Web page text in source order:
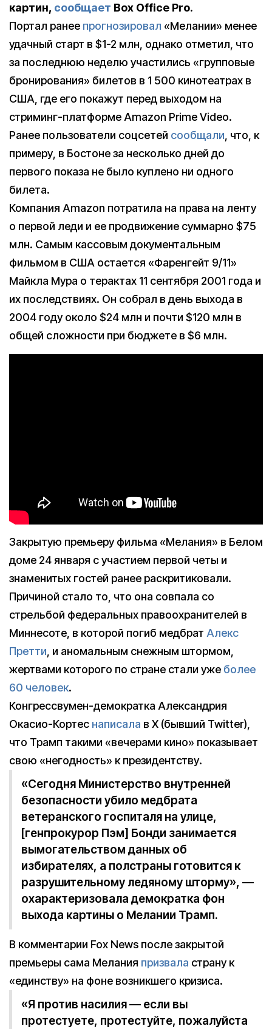
картин, сообщает Box Office Pro.
Портал ранее прогнозировал «Мелании» менее
удачный старт в $1-2 млн, однако отметил, что
за последнюю неделю участились «групповые
бронирования» билетов в 1 500 кинотеатрах в
США, где его покажут перед выходом на
стриминг-платформе Amazon Prime Video.
Ранее пользователи соцсетей сообщали, что, к
примеру, в Бостоне за несколько дней до
первого показа не было куплено ни одного
билета.
Компания Amazon потратила на права на ленту
о первой леди и ее продвижение суммарно $75
млн. Самым кассовым документальным
фильмом в США остается «Фаренгейт 9/11»
Майкла Мура о терактах 11 сентября 2001 года и
их последствиях. Он собрал в день выхода в
2004 году около $24 млн и почти $120 млн в
общей сложности при бюджете в $6 млн.
Закрытую премьеру фильма «Мелания» в Белом
доме 24 января с участием первой четы и
знаменитых гостей ранее раскритиковали.
Причиной стало то, что она совпала со
стрельбой федеральных правоохранителей в
Миннесоте, в которой погиб медбрат Алекс
Претти, и аномальным снежным штормом,
жертвами которого по стране стали уже более
60 человек.
Конгрессвумен-демократка Александрия
Окасио-Кортес написала в X (бывший Twitter),
что Трамп такими «вечерами кино» показывает
свою «негодность» к президентству.
«Сегодня Министерство внутренней
безопасности убило медбрата
ветеранского госпиталя на улице,
[генпрокурор Пэм] Бонди занимается
вымогательством данных об
избирателях, а полстраны готовится к
разрушительному ледяному шторму», —
охарактеризовала демократка фон
выхода картины о Мелании Трамп.
В комментарии Fox News после закрытой
премьеры сама Мелания призвала страну к
«единству» на фоне возникшего кризиса.
«Я против насилия — если вы
протестуете, протестуйте, пожалуйста